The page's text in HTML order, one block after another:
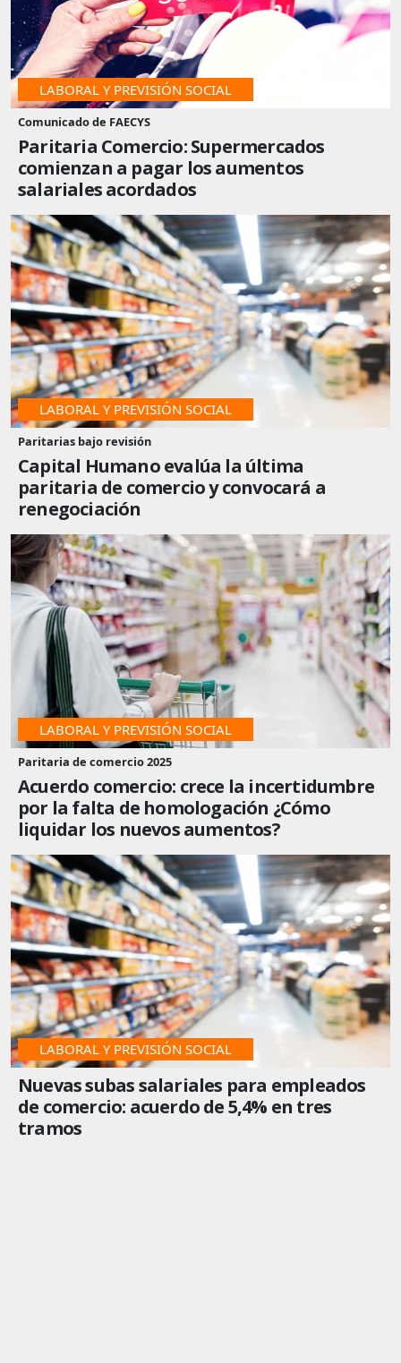
LABORAL Y PREVISIÓN SOCIAL
Comunicado de FAECYS
Paritaria Comercio: Supermercados
comienzan a pagar los aumentos
salariales acordados
LABORAL Y PREVISIÓN SOCIAL
Paritarias bajo revisión
Capital Humano evalúa la última
paritaria de comercio y convocará a
renegociación
LABORAL Y PREVISIÓN SOCIAL
Paritaria de comercio 2025
Acuerdo comercio: crece la incertidumbre
por la falta de homologación ¿Cómo
liquidar los nuevos aumentos?
LABORAL Y PREVISIÓN SOCIAL
Nuevas subas salariales para empleados
de comercio: acuerdo de 5,4% en tres
tramos